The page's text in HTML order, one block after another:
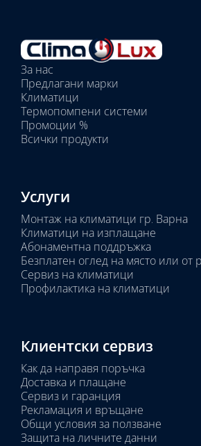
Избрани
вътрешни
тела:
Избрано
тяло:
За нас
Предлагани марки
Климатици
Термопомпени системи
Промоции %
Всички продукти
Услуги
Монтаж на климатици гр. Варна
Климатици на изплащане
Абонаментна поддръжка
Безплатен оглед на място или от
Сервиз на климатици
Профилактика на климатици
Клиентски сервиз
Как да направя поръчка
Доставка и плащане
Сервиз и гаранция
Рекламация и връщане
Общи условия за ползване
Защита на личните данни